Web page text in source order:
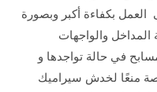
العمل بكفاءة أكبر وبصورة
المداخل والواجهات
في حالة تواجدها و
منعًا لخدش سيراميك